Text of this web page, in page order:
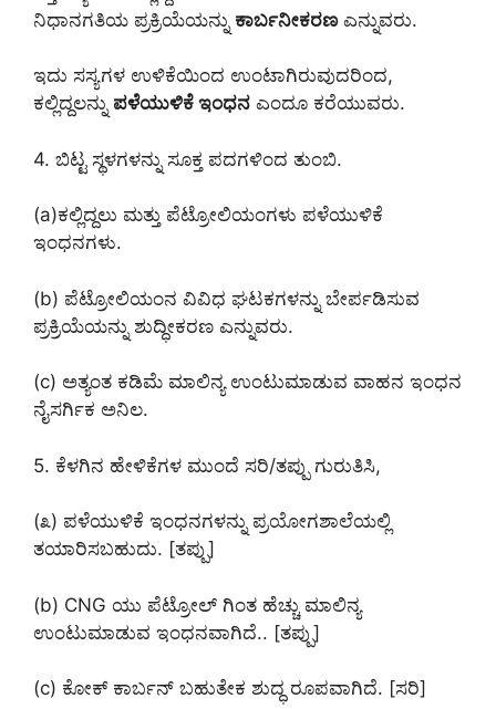
ನಿಧಾನಗತಿಯ ಪ್ರಕ್ರಿಯೆಯನ್ನು ಕಾರ್ಬನೀಕರಣಎನ್ನುವರು.
ಇದು ಸಸ್ಯಗಳ ಉಳಿಕೆಯಿಂದ ಉಂಟಾಗಿರುವುದರಿಂದ,
ಕಲ್ಲಿದ್ದಲನ್ನು ಪಳೆಯುಳಿಕೆ ಇಂಧನ ಎಂದೂ ಕರೆಯುವರು.
4. ಬಿಟ್ಟ ಸ್ಥಳಗಳನ್ನು ಸೂಕ್ತ ಪದಗಳಿಂದ ತುಂಬಿ.
(a)ಕಲ್ಲಿದ್ದಲು ಮತ್ತು ಪೆಟ್ರೋಲಿಯಂಗಳು ಪಳೆಯುಳಿಕೆ
ಇಂಧನಗಳು.
(b) ಪೆಟ್ರೋಲಿಯಂನ ವಿವಿಧ ಘಟಕಗಳನ್ನು ಬೇರ್ಪಡಿಸುವ
ಪ್ರಕ್ರಿಯೆಯನ್ನು ಶುದ್ಧೀಕರಣ ಎನ್ನುವರು.
(c) ಅತ್ಯಂತ ಕಡಿಮೆ ಮಾಲಿನ್ಯ ಉಂಟುಮಾಡುವ ವಾಹನ ಇಂಧನ
ನೈಸರ್ಗಿಕ ಅನಿಲ.
5. ಕೆಳಗಿನ ಹೇಳಿಕೆಗಳ ಮುಂದೆ ಸರಿ/ತಪ್ಪು ಗುರುತಿಸಿ,
(೩) ಪಳೆಯುಳಿಕೆ ಇಂಧನಗಳನ್ನು ಪ್ರಯೋಗಶಾಲೆಯಲ್ಲಿ
ತಯಾರಿಸಬಹುದು. [ತಪ್ಪು]
(b) CNG ಯು ಪೆಟ್ರೋಲ್‌ ಗಿಂತ ಹೆಚ್ಚು ಮಾಲಿನ್ಯ
ಉಂಟುಮಾಡುವ ಇಂಧನವಾಗಿದೆ.. [ತಪ್ಪು]
(c) ಕೋಕ್ ಕಾರ್ಬನ್‌ ಬಹುತೇಕ ಶುದ್ಧ ರೂಪವಾಗಿದೆ. [ಸರಿ]